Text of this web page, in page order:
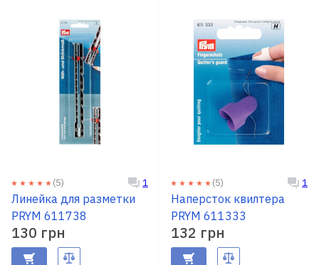
(5) 1
Линейка для разметки
PRYM 611738
130 грн
(5) 1
Наперсток квилтера
PRYM 611333
132 грн